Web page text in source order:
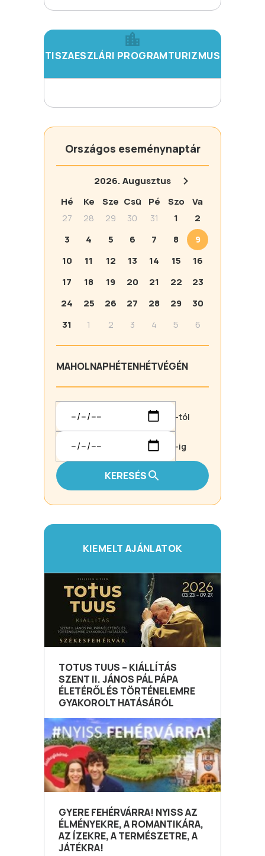
TISZAESZLÁRI PROGRAMTURIZMUS
Országos eseménynaptár
2026.Augusztus
Hé
Ke Sze Csü Pé Szo
Va
27
28 29 30 31 1
2
3
4 5 6 7 8
9
10
11 12 13 14 15
16
17
18 19 20 21 22
23
24
25 26 27 28 29
30
31
1 2 3 4 5 6
MAHOLNAPHÉTENHÉTVÉGÉN
-tól
-ig
KERESÉS
KIEMELT AJÁNLATOK
TOTUS TUUS – KIÁLLÍTÁS
SZENT II. JÁNOS PÁL PÁPA
ÉLETÉRŐL ÉS TÖRTÉNELEMRE
GYAKOROLT HATÁSÁRÓL
GYERE FEHÉRVÁRRA! NYISS AZ
ÉLMÉNYEKRE, A ROMANTIKÁRA,
AZ ÍZEKRE, A TERMÉSZETRE, A
JÁTÉKRA!